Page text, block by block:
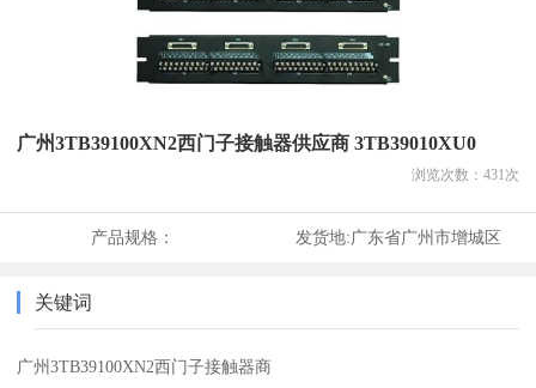
广州3TB39100XN2西门子接触器供应商 3TB39010XU0
浏览次数： 431次
产品规格： 发货地:广东省广州市增城区
关键词
广州3TB39100XN2西门子接触器商